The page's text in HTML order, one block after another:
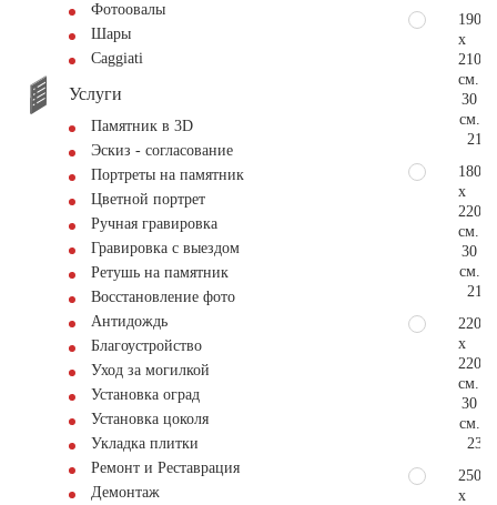
Фотоовалы
Шары
Сaggiati
Услуги
Памятник в 3D
Эскиз - согласование
Портреты на памятник
Цветной портрет
Ручная гравировка
Гравировка с выездом
Ретушь на памятник
Восстановление фото
Антидождь
Благоустройство
Уход за могилкой
Установка оград
Установка цоколя
Укладка плитки
Ремонт и Реставрация
Демонтаж
190
x
210
см.
30
см.
180
x
220
см.
30
см.
220
x
220
см.
30
см.
250
x